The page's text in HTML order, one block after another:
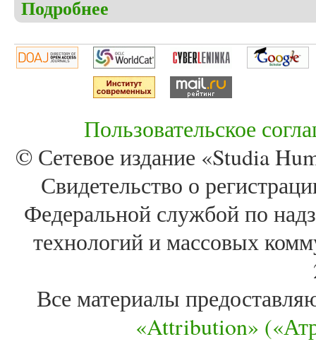
Подробнее
Пользовательское
© Сетевое издание «Studia
Свидетельство о
Федеральной службой по
технологий и массовых
Все материалы
«Attribution»